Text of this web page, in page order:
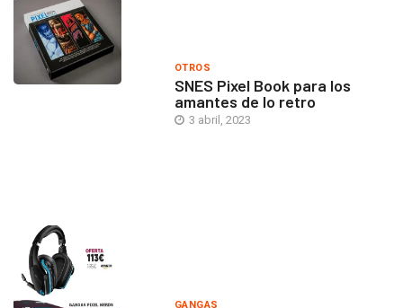
OTROS
SNES Pixel Book para los
amantes de lo retro
3 abril, 2023
GANGAS